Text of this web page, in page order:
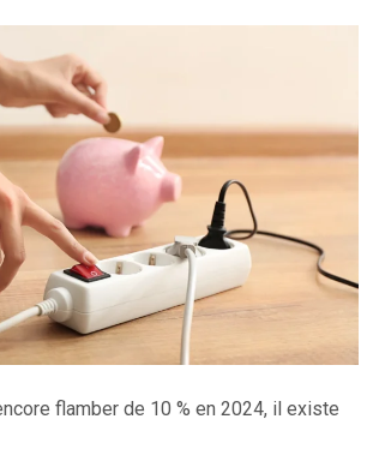
flamber de 10 % en 2024, il existe